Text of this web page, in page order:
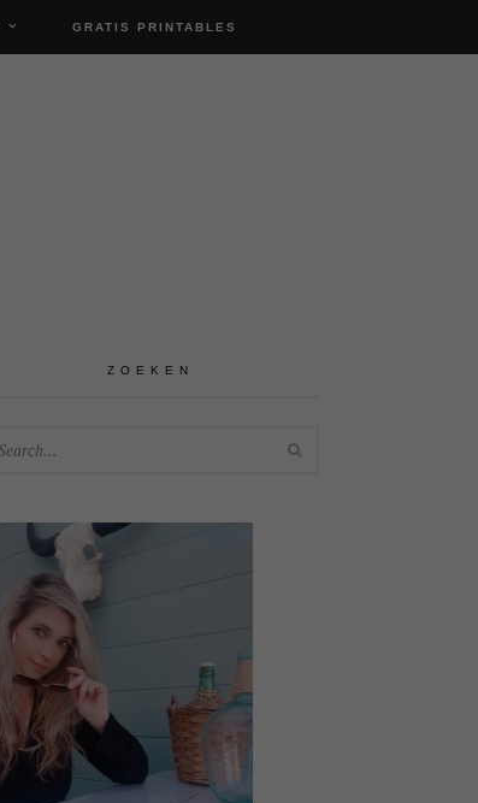
GRATIS PRINTABLES
ZOEKEN